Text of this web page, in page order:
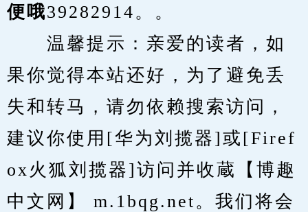
便哦39282914。。
温馨提示：亲爱的读者，如
果你觉得本站还好，为了避免丢
失和转马，请勿依赖搜索访问，
建议你使用[华为刘揽器]或[Firef
ox火狐刘揽器]访问并收蔵【博趣
中文网】 m.1bqg.net。我们将会